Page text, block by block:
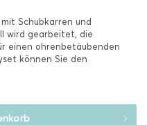
Schubkarren und
wird gearbeitet, die
einen ohrenbetäubenden
können Sie den